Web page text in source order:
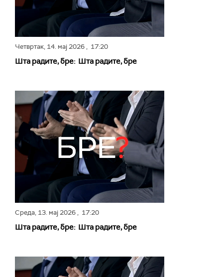
Четвртак, 14. мај 2026, 17:20
Шта радите, бре: Шта радите, бре
Среда, 13. мај 2026, 17:20
Шта радите, бре: Шта радите, бре